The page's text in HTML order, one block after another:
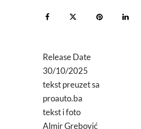
Release Date
30/10/2025
tekst preuzet sa
proauto.ba
tekst i foto
Almir Grebović